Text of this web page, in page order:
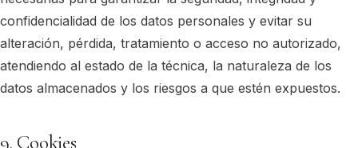
confidencialidad de los datos personales y evitar su
alteración, pérdida, tratamiento o acceso no autorizado,
atendiendo al estado de la técnica, la naturaleza de los
datos almacenados y los riesgos a que estén expuestos.
9. Cookies